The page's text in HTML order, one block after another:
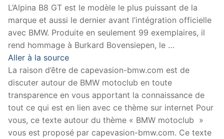
L’Alpina B8 GT est le modèle le plus puissant de la
marque et aussi le dernier avant l’intégration officielle
avec BMW. Produite en seulement 99 exemplaires, il
rend hommage à Burkard Bovensiepen, le …
Aller à la source
La raison d’être de capevasion-bmw.com est de
discuter autour de BMW motoclub en toute
transparence en vous apportant la connaissance de
tout ce qui est en lien avec ce thème sur internet Pour
vous, ce texte autour du thème « BMW motoclub »
vous est proposé par capevasion-bmw.com. Ce texte